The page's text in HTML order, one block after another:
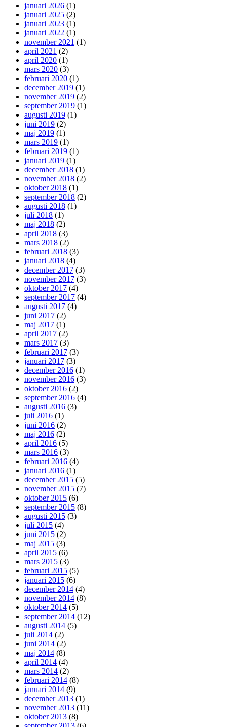
januari 2026 (1)
januari 2025 (2)
januari 2023 (1)
januari 2022 (1)
november 2021 (1)
april 2021 (2)
april 2020 (1)
mars 2020 (3)
februari 2020 (1)
december 2019 (1)
november 2019 (2)
september 2019 (1)
augusti 2019 (1)
juni 2019 (2)
maj 2019 (1)
mars 2019 (1)
februari 2019 (1)
januari 2019 (1)
december 2018 (1)
november 2018 (2)
oktober 2018 (1)
september 2018 (2)
augusti 2018 (1)
juli 2018 (1)
maj 2018 (2)
april 2018 (3)
mars 2018 (2)
februari 2018 (3)
januari 2018 (4)
december 2017 (3)
november 2017 (3)
oktober 2017 (4)
september 2017 (4)
augusti 2017 (4)
juni 2017 (2)
maj 2017 (1)
april 2017 (2)
mars 2017 (3)
februari 2017 (3)
januari 2017 (3)
december 2016 (1)
november 2016 (3)
oktober 2016 (2)
september 2016 (4)
augusti 2016 (3)
juli 2016 (1)
juni 2016 (2)
maj 2016 (2)
april 2016 (5)
mars 2016 (3)
februari 2016 (4)
januari 2016 (1)
december 2015 (5)
november 2015 (7)
oktober 2015 (6)
september 2015 (8)
augusti 2015 (3)
juli 2015 (4)
juni 2015 (2)
maj 2015 (3)
april 2015 (6)
mars 2015 (3)
februari 2015 (5)
januari 2015 (6)
december 2014 (4)
november 2014 (8)
oktober 2014 (5)
september 2014 (12)
augusti 2014 (5)
juli 2014 (2)
juni 2014 (2)
maj 2014 (8)
april 2014 (4)
mars 2014 (2)
februari 2014 (8)
januari 2014 (9)
december 2013 (1)
november 2013 (11)
oktober 2013 (8)